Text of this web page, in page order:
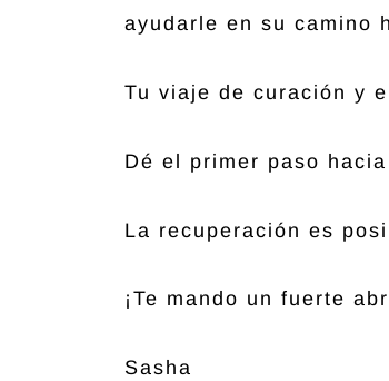
ayudarle en su camino
Tu viaje de curación y
Dé el primer paso
La recuperación es
¡Te mando un fuerte
Sasha